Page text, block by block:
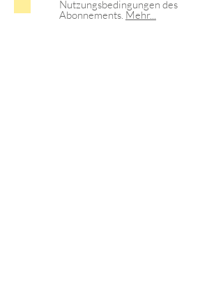
Nutzungsbedingungen des
Abonnements. Mehr...